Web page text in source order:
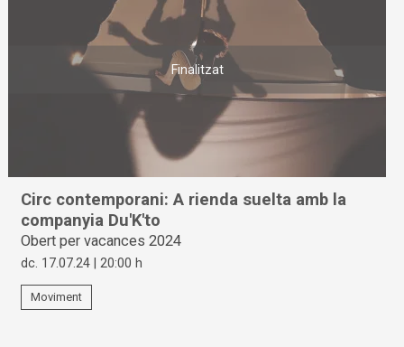
Finalitzat
Circ contemporani: A rienda suelta amb la
companyia Du'K'to
Obert per vacances 2024
dc. 17.07.24 |20:00 h
Moviment